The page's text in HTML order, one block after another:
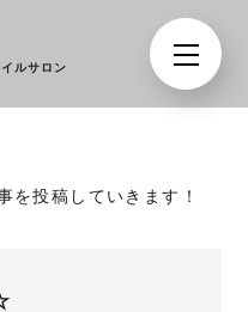
ルサロン
を投稿していきます！